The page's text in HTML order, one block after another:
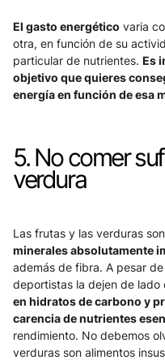
El gasto energético varia
otra, en función de su
particular de nutrientes. Es
objetivo que quieres
energía en función de esa
5. No comer
verdura
Las frutas y las verduras
minerales absolutamente
además de fibra. A pesar
deportistas la dejen de lado
en hidratos de carbono y
carencia de nutrientes
rendimiento. No debemos
verduras son alimentos